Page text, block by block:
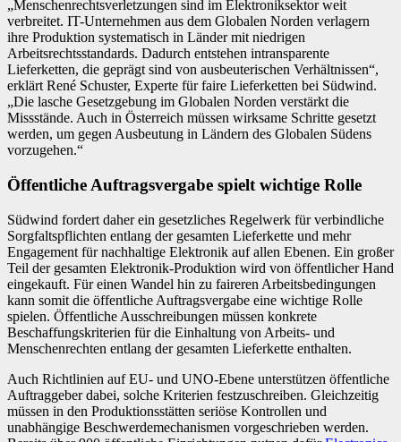
„Menschenrechtsverletzungen sind im Elektroniksektor weit
verbreitet. IT-Unternehmen aus dem Globalen Norden verlagern
ihre Produktion systematisch in Länder mit niedrigen
Arbeitsrechtsstandards. Dadurch entstehen intransparente
Lieferketten, die geprägt sind von ausbeuterischen Verhältnissen“,
erklärt René Schuster, Experte für faire Lieferketten bei Südwind.
„Die lasche Gesetzgebung im Globalen Norden verstärkt die
Missstände. Auch in Österreich müssen wirksame Schritte gesetzt
werden, um gegen Ausbeutung in Ländern des Globalen Südens
vorzugehen.“
Öffentliche Auftragsvergabe spielt wichtige Rolle
Südwind fordert daher ein gesetzliches Regelwerk für verbindliche
Sorgfaltspflichten entlang der gesamten Lieferkette und mehr
Engagement für nachhaltige Elektronik auf allen Ebenen. Ein großer
Teil der gesamten Elektronik-Produktion wird von öffentlicher Hand
eingekauft. Für einen Wandel hin zu faireren Arbeitsbedingungen
kann somit die öffentliche Auftragsvergabe eine wichtige Rolle
spielen. Öffentliche Ausschreibungen müssen konkrete
Beschaffungskriterien für die Einhaltung von Arbeits- und
Menschenrechten entlang der gesamten Lieferkette enthalten.
Auch Richtlinien auf EU- und UNO-Ebene unterstützen öffentliche
Auftraggeber dabei, solche Kriterien festzuschreiben. Gleichzeitig
müssen in den Produktionsstätten seriöse Kontrollen und
unabhängige Beschwerdemechanismen vorgeschrieben werden.